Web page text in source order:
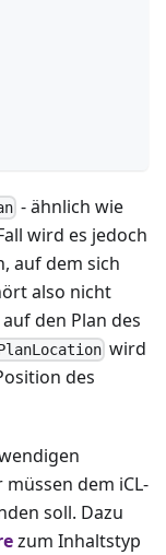
- ähnlich wie
wird es jedoch
auf dem sich
also nicht
den Plan des
wird
des
dem iCL-
soll. Dazu
zum Inhaltstyp